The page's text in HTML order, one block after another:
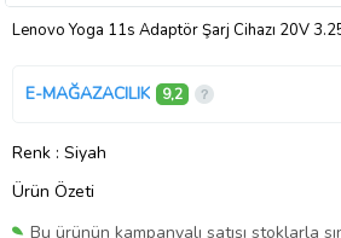
Lenovo Yoga 11s Adaptör Şarj Cihazı 20V
E-MAĞAZACILIK 9,2
Renk : Siyah
Ürün Özeti
Bu ürünün kampanyalı satışı stoklarla